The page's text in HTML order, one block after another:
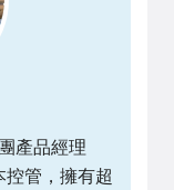
產品經理
控管，擁有超